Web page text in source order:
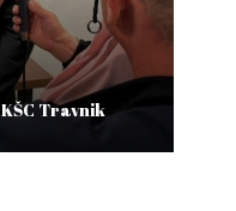
KŠC Travnik